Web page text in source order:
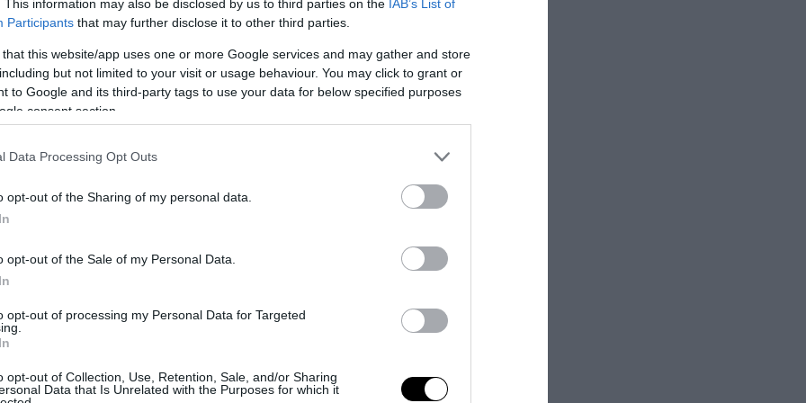
This information may also be disclosed by us to third parties on the IAB’s List of
Participants that may further disclose it to other third parties.
that this website/app uses one or more Google services and may gather and store
but not limited to your visit or usage behaviour. You may click to grant or
to Google and its third-party tags to use your data for below specified purposes
consent section.
Data Processing Opt Outs
opt-out of the Sharing of my personal data.
opt-out of the Sale of my Personal Data.
opt-out of processing my Personal Data for Targeted
opt-out of Collection, Use, Retention, Sale, and/or Sharing
Data that Is Unrelated with the Purposes for which it
fino alle ore 18:00″.
ritorno
la scuola, da lunedì, secondo il nuovo Dpcm gli studenti delle scuole
e secondo grado torneranno alla didattica in presenza “
“. “Le istituzioni scolastiche secondarie di secondo grado adottano forme
dell’attività didattica ai sensi degli articoli 4 e 5 del decreto del